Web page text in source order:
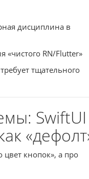
дисциплина в
«чистого RN/Flutter»
тщательного
SwiftUI
кнопок», а про